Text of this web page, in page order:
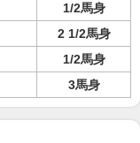
1/2馬身
2 1/2馬身
1/2馬身
3馬身